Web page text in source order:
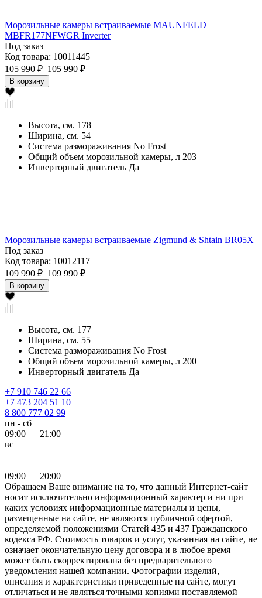
Морозильные камеры встраиваемые MAUNFELD
MBFR177NFWGR Inverter
Под заказ
Код товара: 10011445
105 990 ₽ 105 990 ₽
В корзину
Высота, см. 178
Ширина, см. 54
Система размораживания No Frost
Общий объем морозильной камеры, л 203
Инверторный двигатель Да
Морозильные камеры встраиваемые Zigmund & Shtain BR05X
Под заказ
Код товара: 10012117
109 990 ₽ 109 990 ₽
В корзину
Высота, см. 177
Ширина, см. 55
Система размораживания No Frost
Общий объем морозильной камеры, л 200
Инверторный двигатель Да
+7 910 746 22 66
+7 473 204 51 10
8 800 777 02 99
пн - сб
09:00 — 21:00
вс
09:00 — 20:00
Обращаем Ваше внимание на то, что данный Интернет-сайт
носит исключительно информационный характер и ни при
каких условиях информационные материалы и цены,
размещенные на сайте, не являются публичной офертой,
определяемой положениями Статей 435 и 437 Гражданского
кодекса РФ. Стоимость товаров и услуг, указанная на сайте, не
означает окончательную цену договора и в любое время
может быть скорректирована без предварительного
уведомления нашей компании. Фотографии изделий,
описания и характеристики приведенные на сайте, могут
отличаться и не являться точными копиями поставляемой